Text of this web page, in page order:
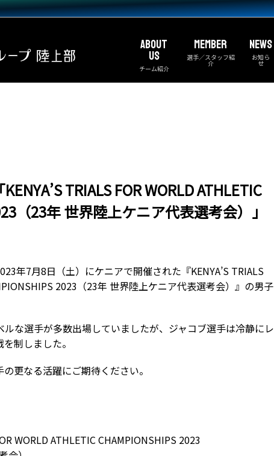
ABOUT
US
チーム紹介
MEMBER
選手／スタッフ紹
介
NEWS
お知ら
せ
TRIALS FOR WORLD ATHLETIC
（23年 世界陸上ケニア代表選考会）」
年7月8日（土）にケニアで開催された『KENYA’S TRIALS
2023（23年 世界陸上ケニア代表選考会）』の男子
な選手が多数出場していましたが、ジャコブ選手は冷静にレ
制しました。
更なる活躍にご期待ください。
WORLD ATHLETIC CHAMPIONSHIPS 2023